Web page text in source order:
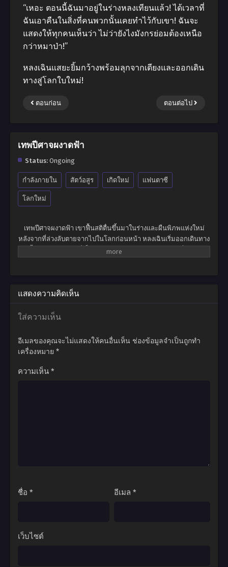
“เหอะ ตอนนี้ฉันมาอยู่ในร่างหลงเทียนแล้ว! ได้เวลาที่
ฉันเอาคืนในสิ่งที่คนพวกนั้นเคยทำไว้กับเขา! ฉันจะ
แสดงให้ทุกคนเห็นว่า ไม่ว่ายังไงมังกรย่อมต้องเหนือ
กว่าหมาป่า!”
หลงเฉินแสยะยิ้มกว้างพร้อมลุกจากเตียงและออกเดิน
ทางสู่โลกใบใหม่!
ตอนก่อน ตอนต่อไป
เทพปีศาจผงาดฟ้า
Status: Ongoing
กำลังภายใน สัตว์อสูร เกิดใหม่ แฟนตาซี
โลกใหม่
เทพปีศาจผงาดฟ้า เขาฟื้นสติตื่นขึ้นมาในร่างและผืนพิภพแห่งใหม่
หลังจากที่ล่วงลับตายจากไปในโลกก่อนหน้า หลงเฉินเริ่มออกเดินทาง
ครั้งใหม่ในผืนพิภพที่เต็มไปด้วยเทพเซียนและมารปีศาจ สิ่งมีชีวิต
ฝ่าฟันอุปสรรคมากมายเกินคณานับ สังหารทุกคนที่เข้าขัดขวาง ยอด
ผู้ฝึกยุทธ์พเนจรท่องโลกาท้ายุทธภพสุดขอบฟ้า จนกลายเป็นที่รู้จักใน
นามเทพปีศาจแห่งจักรวาล ปกครองความเป็นและความตาย แม้กระ
แสดงความคิดเห็น
ใส่ความเห็น
อีเมลของคุณจะไม่แสดงให้คนอื่นเห็น ช่องข้อมูลจำเป็นถูกทำ
เครื่องหมาย *
ความเห็น *
ชื่อ * อีเมล *
เว็บไซต์